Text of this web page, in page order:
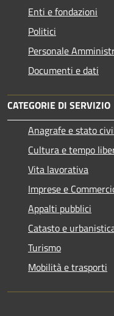
Enti e fondazioni
Politici
Personale
Documenti e dati
CATEGORIE DI SERVIZIO
Anagrafe e stato
Cultura e tempo
Vita lavorativa
Imprese e
Appalti pubblici
Catasto e
Turismo
Mobilità e trasporti